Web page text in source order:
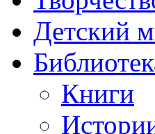
Детский
Книги